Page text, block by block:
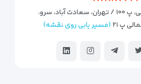
تهران، ولی عصر، عاطفی، پ ۱۰۰ / تهران، سعادت آباد، سرو،
(مسیر یابی روی نقشه)